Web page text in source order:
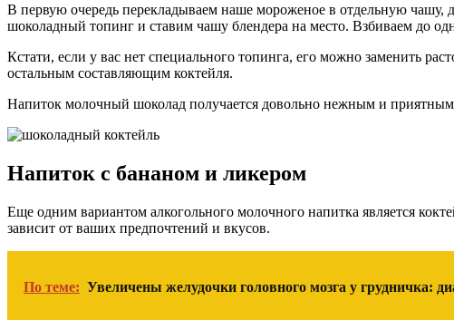
В первую очередь перекладываем наше мороженое в отдельную чашу,
шоколадный топинг и ставим чашу блендера на место. Взбиваем до
Кстати, если у вас нет специального топинга, его можно заменить
остальным составляющим коктейля.
Напиток молочный шоколад получается довольно нежным и
Напиток с бананом и ликером
Еще одним вариантом алкогольного молочного напитка является
зависит от ваших предпочтений и вкусов.
По теме: Увеличены желудочки головного мозга у грудничка: